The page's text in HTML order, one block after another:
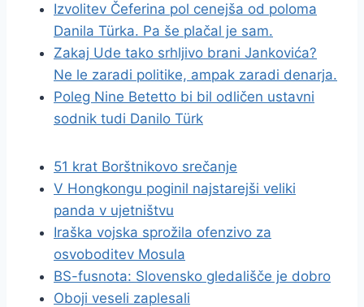
Izvolitev Čeferina pol cenejša od poloma
Danila Türka. Pa še plačal je sam.
Zakaj Ude tako srhljivo brani Jankovića?
Ne le zaradi politike, ampak zaradi denarja.
Poleg Nine Betetto bi bil odličen ustavni
sodnik tudi Danilo Türk
51 krat Borštnikovo srečanje
V Hongkongu poginil najstarejši veliki
panda v ujetništvu
Iraška vojska sprožila ofenzivo za
osvoboditev Mosula
BS-fusnota: Slovensko gledališče je dobro
Oboji veseli zaplesali